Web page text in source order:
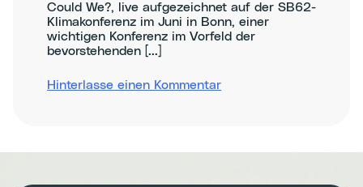
Could We?, live aufgezeichnet auf der SB62-
Klimakonferenz im Juni in Bonn, einer
wichtigen Konferenz im Vorfeld der
bevorstehenden [...]
Hinterlasse einen Kommentarzu